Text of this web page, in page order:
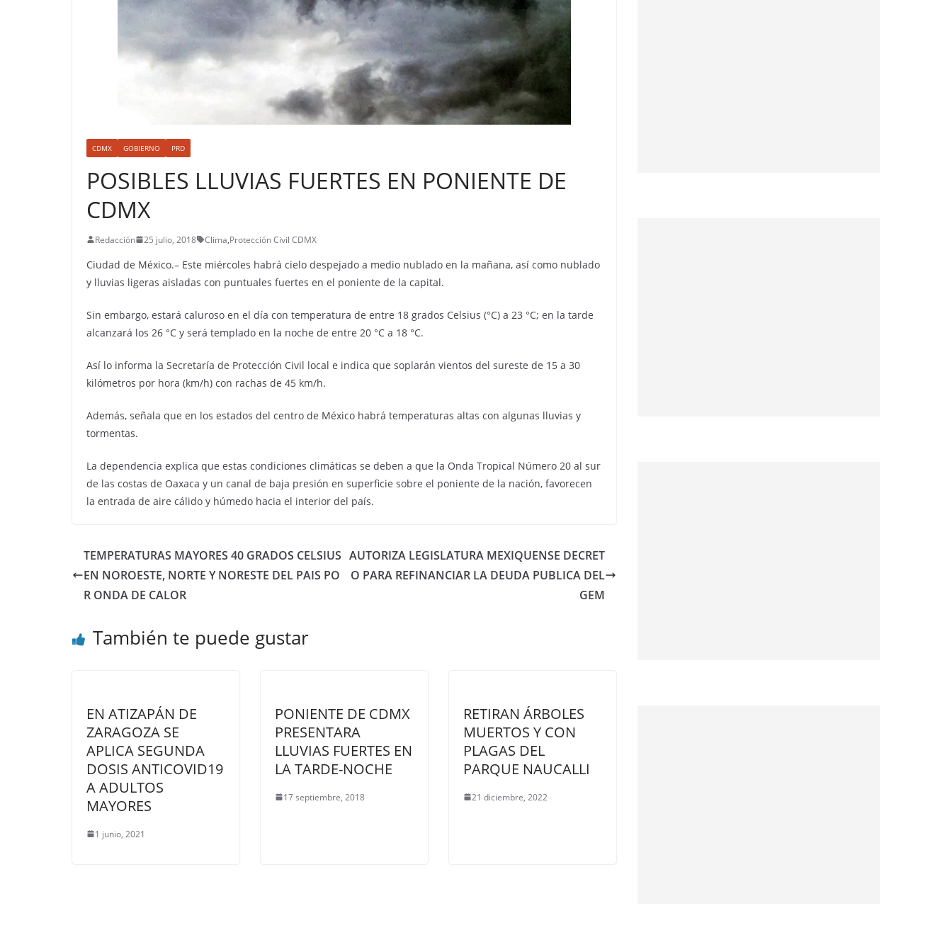
CDMX GOBIERNO PRD
POSIBLES LLUVIAS FUERTES EN PONIENTE DE
CDMX
Redacción 25 julio, 2018 Clima,Protección Civil CDMX
Ciudad de México.– Este miércoles habrá cielo despejado a medio nublado en la mañana, así como nublado
y lluvias ligeras aisladas con puntuales fuertes en el poniente de la capital.
Sin embargo, estará caluroso en el día con temperatura de entre 18 grados Celsius (°C) a 23 °C; en la tarde
alcanzará los 26 °C y será templado en la noche de entre 20 °C a 18 °C.
Así lo informa la Secretaría de Protección Civil local e indica que soplarán vientos del sureste de 15 a 30
kilómetros por hora (km/h) con rachas de 45 km/h.
Además, señala que en los estados del centro de México habrá temperaturas altas con algunas lluvias y
tormentas.
La dependencia explica que estas condiciones climáticas se deben a que la Onda Tropical Número 20 al sur
de las costas de Oaxaca y un canal de baja presión en superficie sobre el poniente de la nación, favorecen
la entrada de aire cálido y húmedo hacia el interior del país.
TEMPERATURAS MAYORES 40 GRADOS CELSIUS
EN NOROESTE, NORTE Y NORESTE DEL PAIS PO
R ONDA DE CALOR
AUTORIZA LEGISLATURA MEXIQUENSE DECRET
O PARA REFINANCIAR LA DEUDA PUBLICA DEL
GEM
También te puede gustar
EN ATIZAPÁN DE
ZARAGOZA SE
APLICA SEGUNDA
DOSIS ANTICOVID19
A ADULTOS
MAYORES
1 junio, 2021
PONIENTE DE CDMX
PRESENTARA
LLUVIAS FUERTES EN
LA TARDE-NOCHE
17 septiembre, 2018
RETIRAN ÁRBOLES
MUERTOS Y CON
PLAGAS DEL
PARQUE NAUCALLI
21 diciembre, 2022